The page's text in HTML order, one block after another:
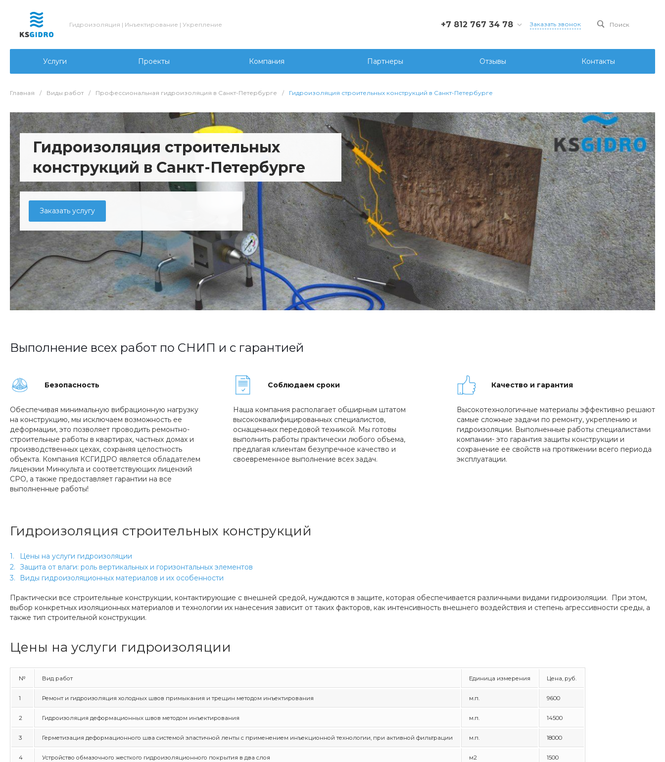
Гидроизоляция | Инъектирование | Укрепление +7 812 767 34 78
г. Санкт-Петербург, Ул.
Седова д.107 лит. А, офис
206
Заказать звонок Поиск
Услуги Проекты Компания Партнеры Отзывы Контакты
Главная / Виды работ / Профессиональная гидроизоляция в Санкт-Петербурге / Гидроизоляция строительных конструкций в Санкт-Петербурге
Гидроизоляция строительных
конструкций в Санкт-Петербурге
Заказать услугу
Выполнение всех работ по СНИП и с гарантией
Безопасность
Обеспечивая минимальную вибрационную нагрузку
на конструкцию, мы исключаем возможность ее
деформации, это позволяет проводить ремонтно-
строительные работы в квартирах, частных домах и
производственных цехах, сохраняя целостность
объекта. Компания КСГИДРО является обладателем
лицензии Минкульта и соответствующих лицензий
СРО, а также предоставляет гарантии на все
выполненные работы!
Соблюдаем сроки
Наша компания располагает обширным штатом
высококвалифицированных специалистов,
оснащенных передовой техникой. Мы готовы
выполнить работы практически любого объема,
предлагая клиентам безупречное качество и
своевременное выполнение всех задач.
Качество и гарантия
Высокотехнологичные материалы эффективно решают
самые сложные задачи по ремонту, укреплению и
гидроизоляции. Выполненные работы специалистами
компании- это гарантия защиты конструкции и
сохранение ее свойств на протяжении всего периода
эксплуатации.
Гидроизоляция строительных конструкций
Цены на услуги гидроизоляции
Защита от влаги: роль вертикальных и горизонтальных элементов
Виды гидроизоляционных материалов и их особенности
Практически все строительные конструкции, контактирующие с внешней средой, нуждаются в защите, которая обеспечивается различными видами гидроизоляции. При этом,
выбор конкретных изоляционных материалов и технологии их нанесения зависит от таких факторов, как интенсивность внешнего воздействия и степень агрессивности среды, а
также тип строительной конструкции.
Цены на услуги гидроизоляции
№ Вид работ Единица измерения Цена, руб.
1 Ремонт и гидроизоляция холодных швов примыкания и трещин методом инъектирования м.п. 9600
2 Гидроизоляция деформационных швов методом инъектирования м.п. 14500
3 Герметизация деформационного шва системой эластичной ленты с применением инъекционной технологии, при активной фильтрации м.п. 18000
4 Устройство обмазочного жесткого гидроизоляционного покрытия в два слоя м2 1500